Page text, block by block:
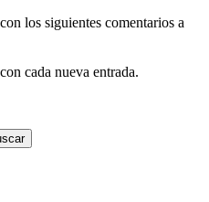
los siguientes comentarios a
cada nueva entrada.